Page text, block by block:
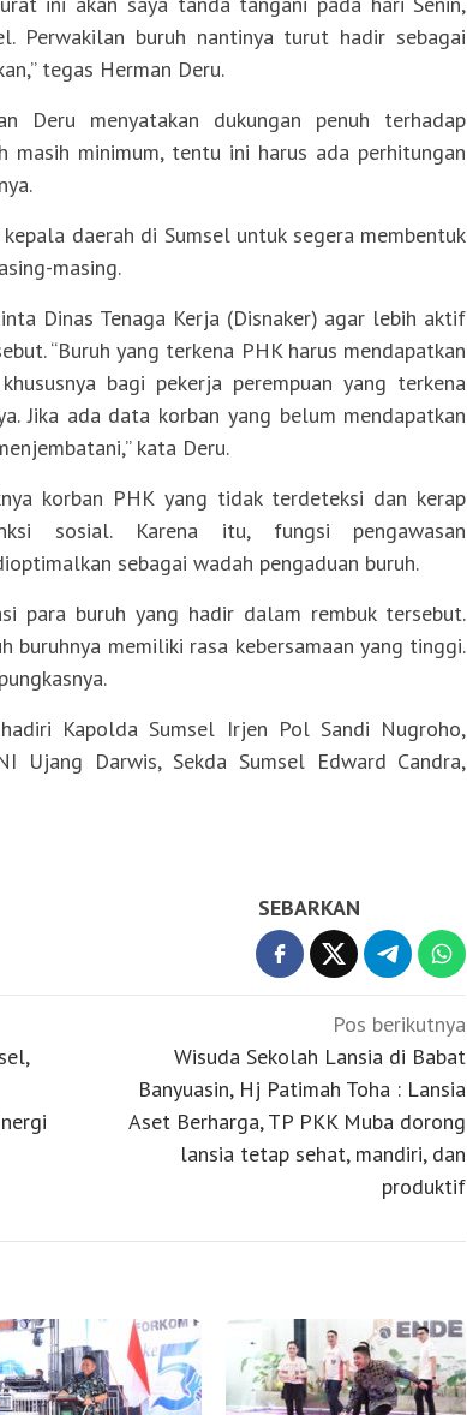
Perwakilan buruh nantinya turut hadir sebagai
tegas Herman Deru.
Deru menyatakan dukungan penuh terhadap
masih minimum, tentu ini harus ada perhitungan
daerah di Sumsel untuk segera membentuk
masing.
Dinas Tenaga Kerja (Disnaker) agar lebih aktif
“Buruh yang terkena PHK harus mendapatkan
bagi pekerja perempuan yang terkena
Jika ada data korban yang belum mendapatkan
kata Deru.
korban PHK yang tidak terdeteksi dan kerap
sosial. Karena itu, fungsi pengawasan
sebagai wadah pengaduan buruh.
para buruh yang hadir dalam rembuk tersebut.
buruhnya memiliki rasa kebersamaan yang tinggi.
Kapolda Sumsel Irjen Pol Sandi Nugroho,
Ujang Darwis, Sekda Sumsel Edward Candra,
SEBARKAN
Pos berikutnya
Wisuda Sekolah Lansia di Babat
Banyuasin, Hj Patimah Toha : Lansia
Aset Berharga, TP PKK Muba dorong
lansia tetap sehat, mandiri, dan
produktif